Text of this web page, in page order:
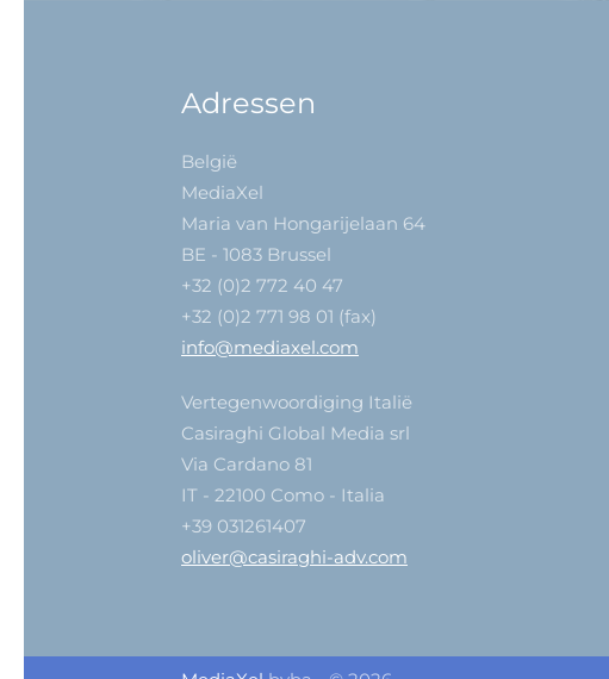
Adressen
België
MediaXel
Maria van Hongarijelaan 64
BE - 1083 Brussel
+32 (0)2 772 40 47
+32 (0)2 771 98 01 (fax)
info@mediaxel.com
Vertegenwoordiging Italië
Casiraghi Global Media srl
Via Cardano 81
IT - 22100 Como - Italia
+39 031261407
oliver@casiraghi-adv.com